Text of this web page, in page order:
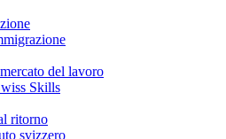
del lavoro
Skills
ritorno
svizzero